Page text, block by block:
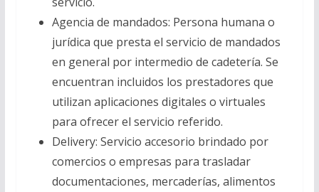
Agencia de mandados: Persona humana o
jurídica que presta el servicio de mandados
en general por intermedio de cadetería. Se
encuentran incluidos los prestadores que
utilizan aplicaciones digitales o virtuales
para ofrecer el servicio referido.
Delivery: Servicio accesorio brindado por
comercios o empresas para trasladar
documentaciones, mercaderías, alimentos